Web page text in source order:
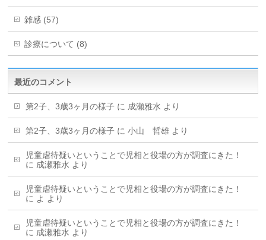
雑感 (57)
診療について (8)
最近のコメント
第2子、3歳3ヶ月の様子 に 成瀬雅水 より
第2子、3歳3ヶ月の様子 に小山 哲雄 より
児童虐待疑いということで児相と役場の方が調査にきた！
に 成瀬雅水 より
児童虐待疑いということで児相と役場の方が調査にきた！
に よ より
児童虐待疑いということで児相と役場の方が調査にきた！
に 成瀬雅水 より